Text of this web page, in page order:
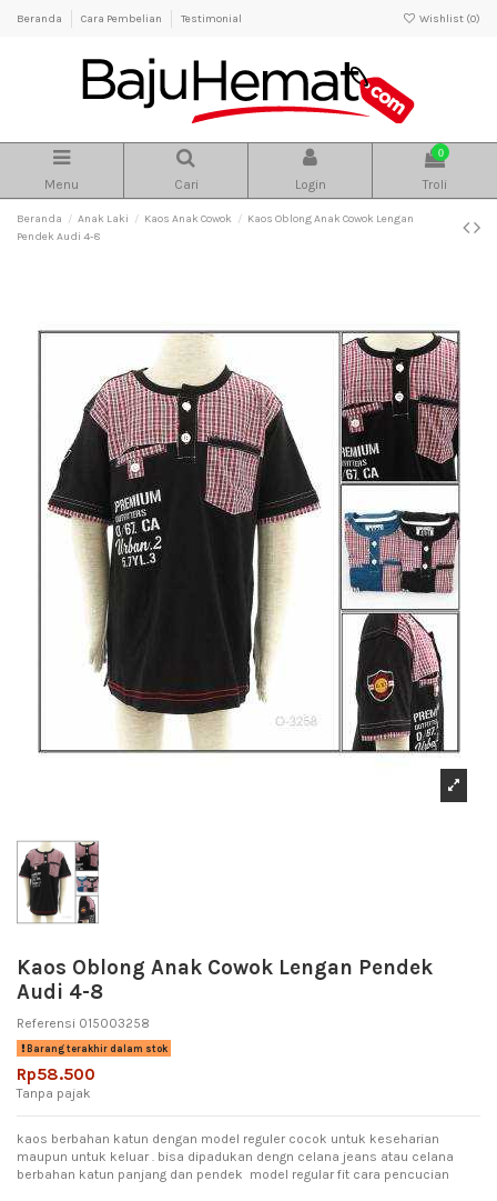
Beranda Cara Pembelian Testimonial Wishlist (0)
Menu Cari Login
0
Troli
Beranda Anak Laki Kaos Anak Cowok
Kaos Oblong Anak Cowok Lengan
Pendek Audi 4-8
Kaos Oblong Anak Cowok Lengan Pendek
Audi 4-8
Referensi 015003258
Barang terakhir dalam stok
Rp58.500
Tanpa pajak
kaos berbahan katun dengan model reguler cocok untuk keseharian
maupun untuk keluar . bisa dipadukan dengn celana jeans atau celana
berbahan katun panjang dan pendek model regular fit cara pencucian